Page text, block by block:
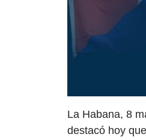
La Habana, 8
destacó hoy